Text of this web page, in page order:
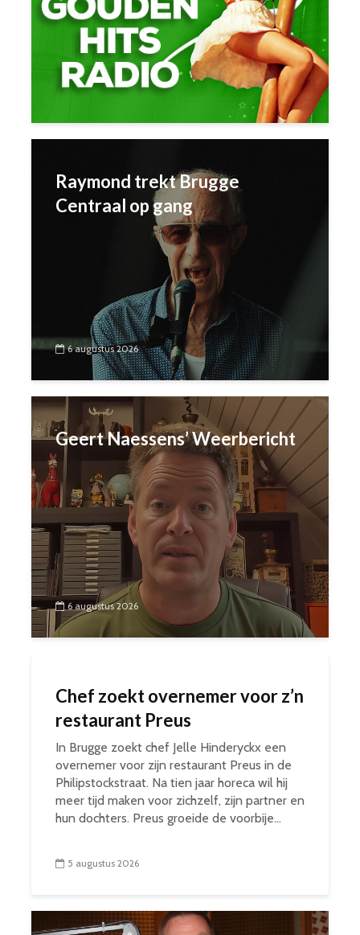
Raymond trekt Brugge
Centraal op gang
6 augustus 2026
Geert Naessens’ Weerbericht
6 augustus 2026
Chef zoekt overnemer voor z’n
restaurant Preus
In Brugge zoekt chef Jelle Hinderyckx een
overnemer voor zijn restaurant Preus in de
Philipstockstraat. Na tien jaar horeca wil hij
meer tijd maken voor zichzelf, zijn partner en
hun dochters. Preus groeide de voorbije...
5 augustus 2026